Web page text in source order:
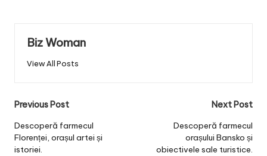
Biz Woman
View All Posts
Post
navigation
Previous Post
Descoperă farmecul
Florenței, orașul artei și
istoriei.
Next Post
Descoperă farmecul
orașului Bansko și
obiectivele sale turistice.